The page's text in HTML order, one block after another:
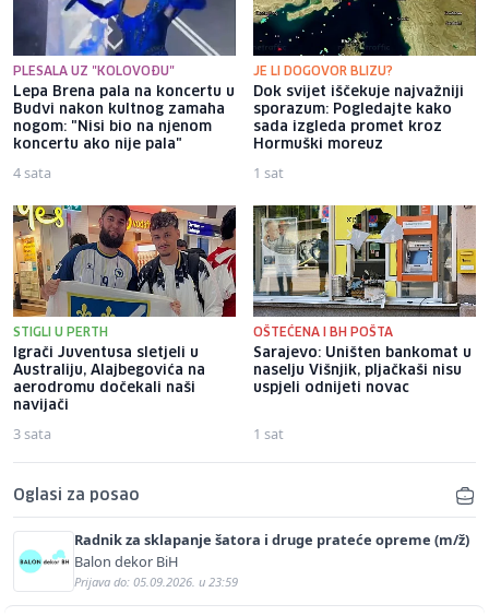
PLESALA UZ "KOLOVOĐU"
Lepa Brena pala na koncertu u
Budvi nakon kultnog zamaha
nogom: "Nisi bio na njenom
koncertu ako nije pala"
4 sata
JE LI DOGOVOR BLIZU?
Dok svijet iščekuje najvažniji
sporazum: Pogledajte kako
sada izgleda promet kroz
Hormuški moreuz
1 sat
STIGLI U PERTH
Igrači Juventusa sletjeli u
Australiju, Alajbegovića na
aerodromu dočekali naši
navijači
3 sata
OŠTEĆENA I BH POŠTA
Sarajevo: Uništen bankomat u
naselju Višnjik, pljačkaši nisu
uspjeli odnijeti novac
1 sat
Oglasi za posao
Radnik za sklapanje šatora i druge prateće opreme (m/ž)
Balon dekor BiH
Prijava do: 05.09.2026. u 23:59